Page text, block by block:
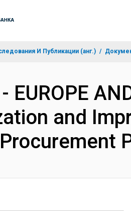
И Публикации (анг.)
EUROPE
and